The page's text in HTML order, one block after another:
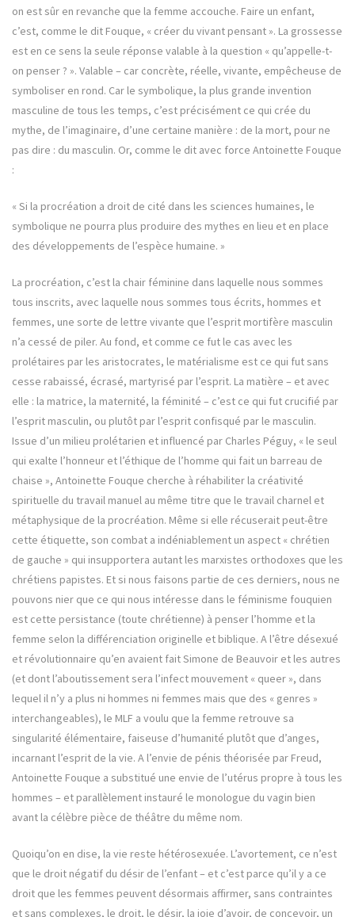
on est sûr en revanche que la femme accouche. Faire un enfant,
c’est, comme le dit Fouque, « créer du vivant pensant ». La grossesse
est en ce sens la seule réponse valable à la question « qu’appelle-t-
on penser ? ». Valable – car concrète, réelle, vivante, empêcheuse de
symboliser en rond. Car le symbolique, la plus grande invention
masculine de tous les temps, c’est précisément ce qui crée du
mythe, de l’imaginaire, d’une certaine manière : de la mort, pour ne
pas dire : du masculin. Or, comme le dit avec force Antoinette Fouque
:
« Si la procréation a droit de cité dans les sciences humaines, le
symbolique ne pourra plus produire des mythes en lieu et en place
des développements de l’espèce humaine. »
La procréation, c’est la chair féminine dans laquelle nous sommes
tous inscrits, avec laquelle nous sommes tous écrits, hommes et
femmes, une sorte de lettre vivante que l’esprit mortifère masculin
n’a cessé de piler. Au fond, et comme ce fut le cas avec les
prolétaires par les aristocrates, le matérialisme est ce qui fut sans
cesse rabaissé, écrasé, martyrisé par l’esprit. La matière – et avec
elle : la matrice, la maternité, la féminité – c’est ce qui fut crucifié par
l’esprit masculin, ou plutôt par l’esprit confisqué par le masculin.
Issue d’un milieu prolétarien et influencé par Charles Péguy, « le seul
qui exalte l’honneur et l’éthique de l’homme qui fait un barreau de
chaise », Antoinette Fouque cherche à réhabiliter la créativité
spirituelle du travail manuel au même titre que le travail charnel et
métaphysique de la procréation. Même si elle récuserait peut-être
cette étiquette, son combat a indéniablement un aspect « chrétien
de gauche » qui insupportera autant les marxistes orthodoxes que les
chrétiens papistes. Et si nous faisons partie de ces derniers, nous ne
pouvons nier que ce qui nous intéresse dans le féminisme fouquien
est cette persistance (toute chrétienne) à penser l’homme et la
femme selon la différenciation originelle et biblique. A l’être désexué
et révolutionnaire qu’en avaient fait Simone de Beauvoir et les autres
(et dont l’aboutissement sera l’infect mouvement « queer », dans
lequel il n’y a plus ni hommes ni femmes mais que des « genres »
interchangeables), le MLF a voulu que la femme retrouve sa
singularité élémentaire, faiseuse d’humanité plutôt que d’anges,
incarnant l’esprit de la vie. A l’envie de pénis théorisée par Freud,
Antoinette Fouque a substitué une envie de l’utérus propre à tous les
hommes – et parallèlement instauré le monologue du vagin bien
avant la célèbre pièce de théâtre du même nom.
Quoiqu’on en dise, la vie reste hétérosexuée. L’avortement, ce n’est
que le droit négatif du désir de l’enfant – et c’est parce qu’il y a ce
droit que les femmes peuvent désormais affirmer, sans contraintes
et sans complexes, le droit, le désir, la joie d’avoir, de concevoir, un